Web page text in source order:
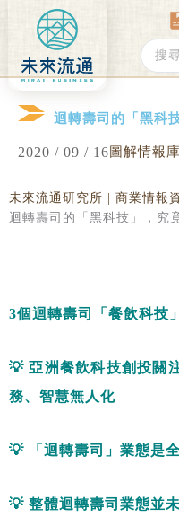
content
Search
...
迴轉壽司的「黑科
2020 / 09 / 16圖解情報庫
未來流通研究所 | 商業情報
迴轉壽司的「黑科技」，究
3個迴轉壽司「餐飲科技
💡亞洲餐飲科技創投關
務、智慧無人化
💡 「迴轉壽司」業態是
💡 整體迴轉壽司業態並